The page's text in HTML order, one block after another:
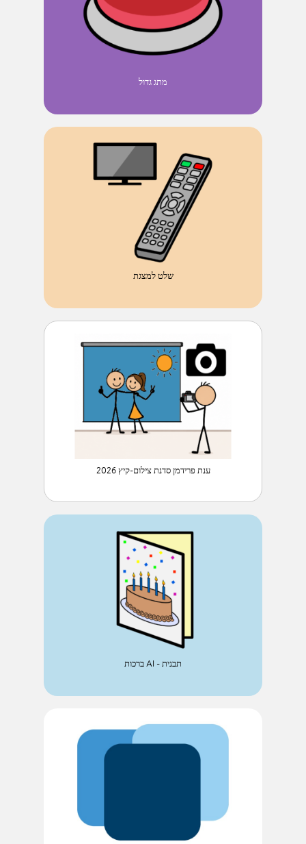
מתג גדול
שלט למצגת
ענת פרידמן סדנת צילום-קיץ 2026
ברכות AI - תבנית